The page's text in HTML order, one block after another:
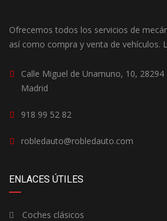
Ofrecemos todos los servicios de
así como compra y venta de vehículos.
Calle Miguel de Unamuno, 10, 28294
Madrid
918 99 52 82
robledauto@robledauto.com
ENLACES ÚTILES
Coches clásicos